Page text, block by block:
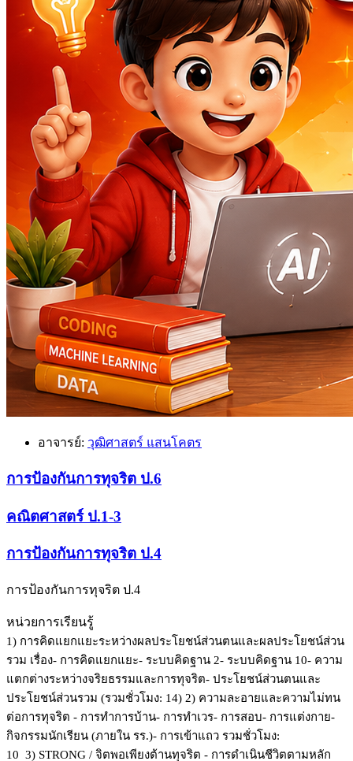
อาจารย์: วุฒิศาสตร์ แสนโคตร
การป้องกันการทุจริต ป.6
คณิตศาสตร์ ป.1-3
การป้องกันการทุจริต ป.4
การป้องกันการทุจริต ป.4
หน่วยการเรียนรู้
1) การคิดแยกแยะระหว่างผลประโยชน์ส่วนตนและผลประโยชน์ส่วน
รวม เรื่อง- การคิดแยกแยะ- ระบบคิดฐาน 2- ระบบคิดฐาน 10- ความ
แตกต่างระหว่างจริยธรรมและการทุจริต- ประโยชน์ส่วนตนและ
ประโยชน์ส่วนรวม (รวมชั่วโมง: 14) 2) ความละอายและความไม่ทน
ต่อการทุจริต - การทำการบ้าน- การทำเวร- การสอบ- การแต่งกาย-
กิจกรรมนักเรียน (ภายใน รร.)- การเข้าแถว รวมชั่วโมง:
10 3) STRONG / จิตพอเพียงต้านทุจริต - การดำเนินชีวิตตามหลัก